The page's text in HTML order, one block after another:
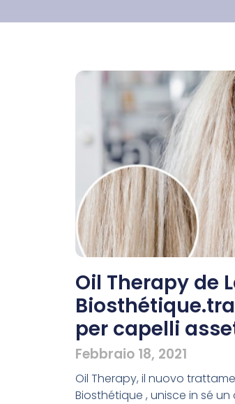
Oil Therapy de
per capelli
Febbraio 18, 2021
Oil Therapy, il nuovo
Biosthétique , unisce in sé